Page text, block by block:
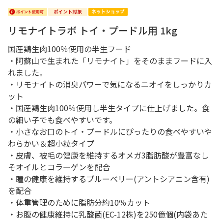
リモナイトラボ トイ・プードル用 1kg
国産鶏生肉100％使用の半生フード
・阿蘇山で生まれた「リモナイト」をそのままフードに入
れました。
・リモナイトの消臭パワーで気になるニオイをしっかりカ
ット
・国産鶏生肉100％使用し半生タイプに仕上げました。食
の細い子でも食べやすいです。
・小さなお口のトイ・プードルにぴったりの食べやすいや
わらかい＆超小粒タイプ
・皮膚、被毛の健康を維持するオメガ3脂肪酸が豊富なし
そオイルとコラーゲンを配合
・瞳の健康を維持するブルーベリー(アントシアニン含有)
を配合
・体重管理のために脂肪分約10％カット
・お腹の健康維持に乳酸菌(EC-12株)を250億個(内袋あた